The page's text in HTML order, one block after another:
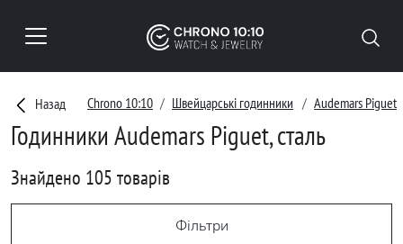
Назад Chrono 10:10 Швейцарські годинники Audemars Piguet
Годинники Audemars Piguet, сталь
Знайдено 105 товарів
Фільтри